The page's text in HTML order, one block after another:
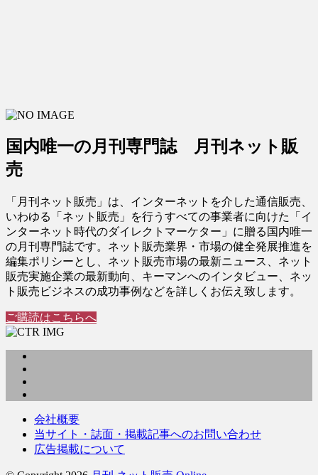
国内唯一の月刊専門誌 月刊ネット販
売
「月刊ネット販売」は、インターネットを介した通信販売、
いわゆる「ネット販売」を行うすべての事業者に向けた「イ
ンターネット時代のダイレクトマーケター」に贈る国内唯一
の月刊専門誌です。ネット販売業界・市場の健全発展推進を
編集ポリシーとし、ネット販売市場の最新ニュース、ネット
販売実施企業の最新動向、キーマンへのインタビュー、ネッ
ト販売ビジネスの成功事例などを詳しくお伝え致します。
ご購読はこちらへ
会社概要
当サイト・誌面・掲載記事へのお問い合わせ
広告掲載について